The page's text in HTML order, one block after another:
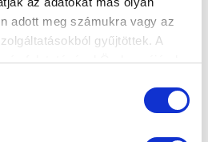
adott meg számukra vagy az
gyűjtöttek. A
folytatásával Ön hozzájárul a
kiárusítás a shopban
vasárnapig, május 31-ig